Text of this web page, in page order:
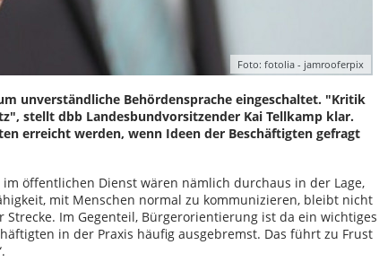
Foto: fotolia - jamrooferpix
unverständliche Behördensprache eingeschaltet. "Kritik
stellt dbb Landesbundvorsitzender Kai Tellkamp klar.
erreicht werden, wenn Ideen der Beschäftigten gefragt
öffentlichen Dienst wären nämlich durchaus in der Lage,
mit Menschen normal zu kommunizieren, bleibt nicht
Im Gegenteil, Bürgerorientierung ist da ein wichtiges
in der Praxis häufig ausgebremst. Das führt zu Frust